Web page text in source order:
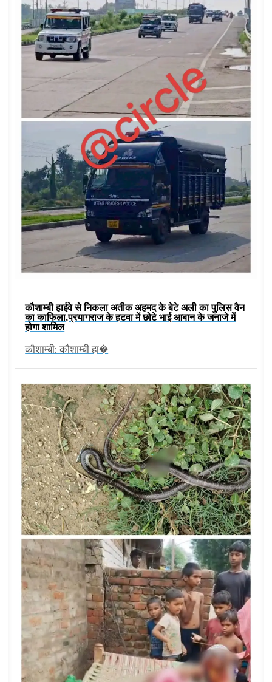
कौशाम्बी हाईवे से निकला अतीक अहमद के बेटे अली का पुलिस वैन
का काफिला,प्रयागराज के हटवा में छोटे भाई आबान के जनाजे में
होगा शामिल
कौशाम्बी: कौशाम्बी हा�